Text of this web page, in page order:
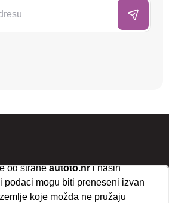
personalizirane oglase i
mogli zanimati. U tu svrhu mogu
profili koji povezuju podatke s
Naši partneri također
stranice. Odabirom
i njihovu obradu za analitičke
od straneautoto.hri naših
podaci mogu biti preneseni izvan
koje možda ne pružaju